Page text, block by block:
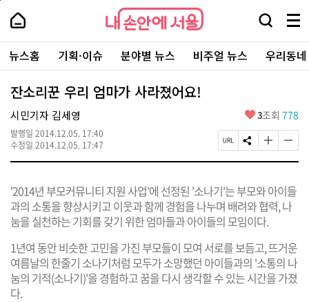
본
로
가
내
손
안
에
서
울
-
서
울
시
대
표
소
털
내
손
에
울
검
창
열
기
메
뉴
전
체
보
주
요
서
뉴스홈 기획·이슈 분야별 뉴스 비주얼 뉴스 우리동
잔소리꾼 우리 엄마가 사라졌어요!
시민기자 김세영
발행일 2014.12.05. 17:40
수정일 2014.12.05. 17:47
좋
요
3조회 778
페
이
R
L
복
사
S
N
유
하
기
글
자
크
게
변
경
기
글
자
작
게
변
하
기
'2014년 부모커뮤니티 지원 사업'에 선정된 '소나기'는 부모와 아이들
과의 소통을 향상시키고 이웃과 함께 경험을 나누며 배려와 협력, 나
눔을 실천하는 기회를 갖기 위한 엄마들과 아이들의 모임이다.
1년여 동안 비슷한 고민을 가진 부모들이 모여 서로를 보듬고, 뜨거운
여름날의 한줄기 소나기처럼 모두가 소망했던 아이들과의 '소통의 나
눔의 기적(소나기)'을 경험하고 꿈을 다시 생각할 수 있는 시간을 가졌
다.
페
상
단
로